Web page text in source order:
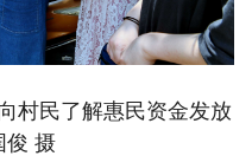
村民了解惠民资金发放
俊 摄